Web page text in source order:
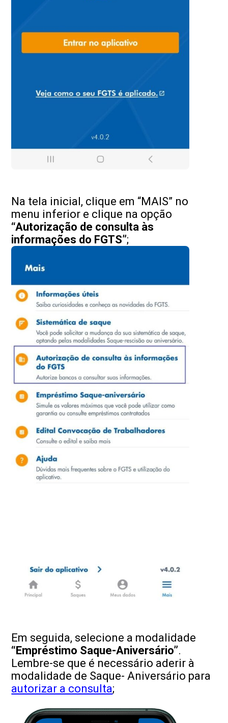
Na tela inicial, clique em “MAIS” no
menu inferior e clique na opção
“Autorização de consulta às
informações do FGTS”;
Em seguida, selecione a modalidade
“Empréstimo Saque-Aniversário”.
Lembre-se que é necessário aderir à
modalidade de Saque- Aniversário para
autorizar a consulta;